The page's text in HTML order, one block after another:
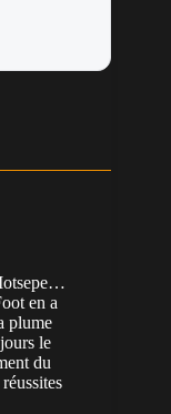
en a
plume
le
du